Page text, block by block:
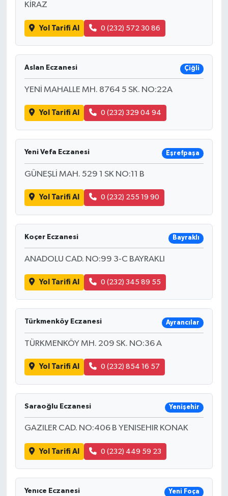
KİRAZ
Yol Tarifi Al 0 (232) 572 30 86
Aslan Eczanesi Çiğli
YENİ MAHALLE MH. 8764 5 SK. NO:22A
Yol Tarifi Al 0 (232) 329 04 94
Yeni Vefa Eczanesi Eşrefpaşa
GÜNEŞLİ MAH. 529 1 SK NO:11 B
Yol Tarifi Al 0 (232) 255 19 90
Koçer Eczanesi Bayraklı
ANADOLU CAD. NO:99 3-C BAYRAKLI
Yol Tarifi Al 0 (232) 345 89 55
Türkmenköy Eczanesi Ayrancılar
TÜRKMENKÖY MH. 209 SK. NO:36 A
Yol Tarifi Al 0 (232) 854 16 57
Saraoğlu Eczanesi Yenişehir
GAZILER CAD. NO:406 B YENISEHIR KONAK
Yol Tarifi Al 0 (232) 449 59 23
Yenıce Eczanesi Yeni Foça